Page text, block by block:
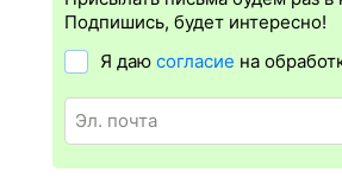
проводники распечатку не требуют,
Распечатать электронный билет
Подпишись, будет интересно!
Я даюсогласие на